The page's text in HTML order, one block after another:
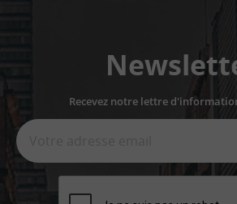
Recevez notre lettre